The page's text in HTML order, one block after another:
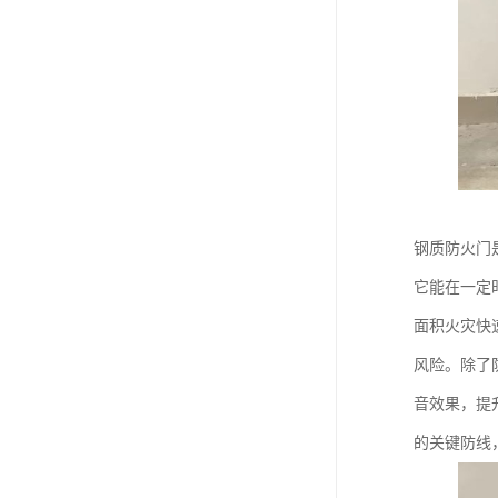
钢质防火门
它能在一定
面积火灾快
风险。除了
音效果，提
的关键防线